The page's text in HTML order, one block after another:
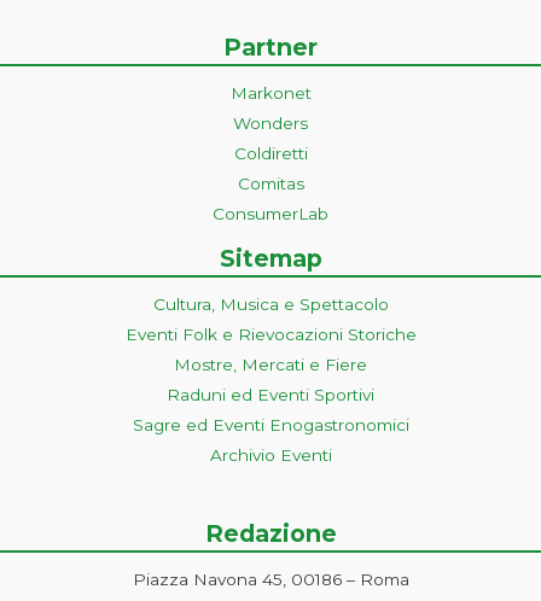
Partner
Markonet
Wonders
Coldiretti
Comitas
ConsumerLab
Sitemap
Cultura, Musica e Spettacolo
Eventi Folk e Rievocazioni Storiche
Mostre, Mercati e Fiere
Raduni ed Eventi Sportivi
Sagre ed Eventi Enogastronomici
Archivio Eventi
Redazione
Piazza Navona 45, 00186 – Roma